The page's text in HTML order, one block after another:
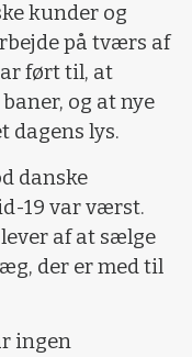
kunder og
på tværs af
ført til, at
og at nye
dagens lys.
danske
19 var værst.
af at sælge
der er med til
ingen